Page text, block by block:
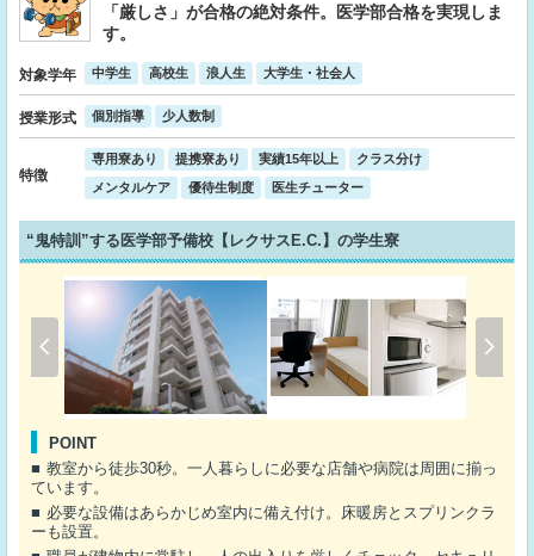
「厳しさ」が合格の絶対条件。医学部合格を実現しま
す。
対象学年 中学生 高校生 浪人生 大学生・社会人
授業形式 個別指導 少人数制
特徴
専用寮あり 提携寮あり 実績15年以上
クラス分け
メンタルケア
優待生制度 医生チューター
“鬼特訓”する医学部予備校【レクサスE.C.】の学生寮
POINT
教室から徒歩30秒。一人暮らしに必要な店舗や病院は周囲に揃っ
ています。
必要な設備はあらかじめ室内に備え付け。床暖房とスプリンクラ
ーも設置。